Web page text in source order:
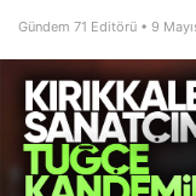
Gündem 71 Editörü • 9